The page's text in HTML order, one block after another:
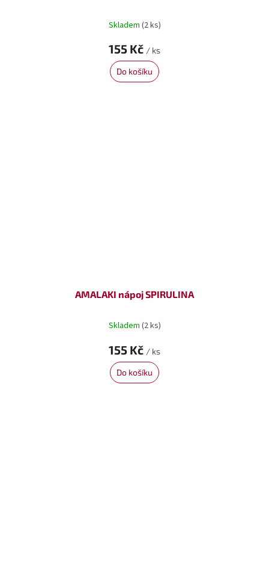
Skladem (2 ks)
155 Kč / ks
Do košíku
AMALAKI nápoj SPIRULINA
Skladem (2 ks)
155 Kč / ks
Do košíku